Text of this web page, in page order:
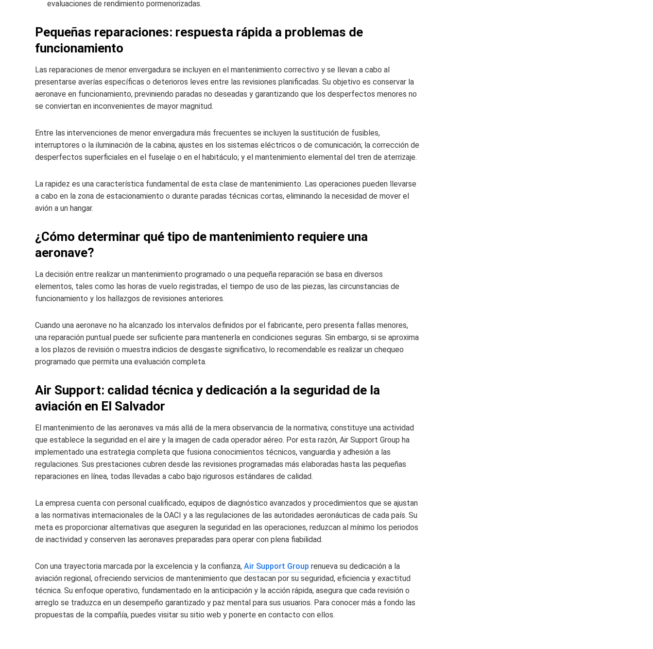
evaluaciones de rendimiento pormenorizadas.
Pequeñas reparaciones: respuesta rápida a problemas de
funcionamiento
Las reparaciones de menor envergadura se incluyen en el mantenimiento correctivo y se llevan a cabo al
presentarse averías específicas o deterioros leves entre las revisiones planificadas. Su objetivo es conservar la
aeronave en funcionamiento, previniendo paradas no deseadas y garantizando que los desperfectos menores no
se conviertan en inconvenientes de mayor magnitud.
Entre las intervenciones de menor envergadura más frecuentes se incluyen la sustitución de fusibles,
interruptores o la iluminación de la cabina; ajustes en los sistemas eléctricos o de comunicación; la corrección de
desperfectos superficiales en el fuselaje o en el habitáculo; y el mantenimiento elemental del tren de aterrizaje.
La rapidez es una característica fundamental de esta clase de mantenimiento. Las operaciones pueden llevarse
a cabo en la zona de estacionamiento o durante paradas técnicas cortas, eliminando la necesidad de mover el
avión a un hangar.
¿Cómo determinar qué tipo de mantenimiento requiere una
aeronave?
La decisión entre realizar un mantenimiento programado o una pequeña reparación se basa en diversos
elementos, tales como las horas de vuelo registradas, el tiempo de uso de las piezas, las circunstancias de
funcionamiento y los hallazgos de revisiones anteriores.
Cuando una aeronave no ha alcanzado los intervalos definidos por el fabricante, pero presenta fallas menores,
una reparación puntual puede ser suficiente para mantenerla en condiciones seguras. Sin embargo, si se aproxima
a los plazos de revisión o muestra indicios de desgaste significativo, lo recomendable es realizar un chequeo
programado que permita una evaluación completa.
Air Support: calidad técnica y dedicación a la seguridad de la
aviación en El Salvador
El mantenimiento de las aeronaves va más allá de la mera observancia de la normativa; constituye una actividad
que establece la seguridad en el aire y la imagen de cada operador aéreo. Por esta razón, Air Support Group ha
implementado una estrategia completa que fusiona conocimientos técnicos, vanguardia y adhesión a las
regulaciones. Sus prestaciones cubren desde las revisiones programadas más elaboradas hasta las pequeñas
reparaciones en línea, todas llevadas a cabo bajo rigurosos estándares de calidad.
La empresa cuenta con personal cualificado, equipos de diagnóstico avanzados y procedimientos que se ajustan
a las normativas internacionales de la OACI y a las regulaciones de las autoridades aeronáuticas de cada país. Su
meta es proporcionar alternativas que aseguren la seguridad en las operaciones, reduzcan al mínimo los periodos
de inactividad y conserven las aeronaves preparadas para operar con plena fiabilidad.
Con una trayectoria marcada por la excelencia y la confianza, Air Support Group renueva su dedicación a la
aviación regional, ofreciendo servicios de mantenimiento que destacan por su seguridad, eficiencia y exactitud
técnica. Su enfoque operativo, fundamentado en la anticipación y la acción rápida, asegura que cada revisión o
arreglo se traduzca en un desempeño garantizado y paz mental para sus usuarios. Para conocer más a fondo las
propuestas de la compañía, puedes visitar su sitio web y ponerte en contacto con ellos.